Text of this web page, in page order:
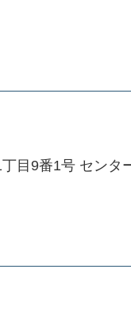
目9番1号 センタ